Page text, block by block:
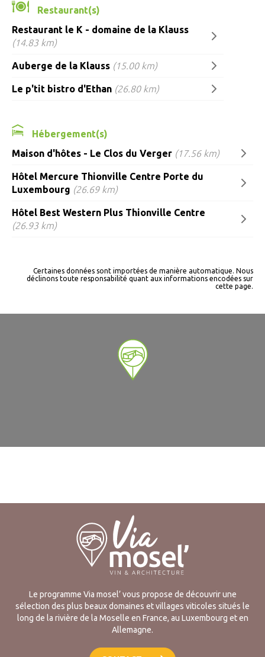
Restaurant(s)
Restaurant le K - domaine de la Klauss
(14.83 km)
Auberge de la Klauss (15.00 km)
Le p'tit bistro d'Ethan (26.80 km)
Hébergement(s)
Maison d'hôtes - Le Clos du Verger (17.56 km)
Hôtel Mercure Thionville Centre Porte du
Luxembourg (26.69 km)
Hôtel Best Western Plus Thionville Centre
(26.93 km)
Certaines données sont importées de manière automatique. Nous
déclinons toute responsabilité quant aux informations encodées sur
cette page.
Le programme Via mosel’ vous propose de découvrir une
sélection des plus beaux domaines et villages viticoles situés le
long de la rivière de la Moselle en France, au Luxembourg et en
Allemagne.